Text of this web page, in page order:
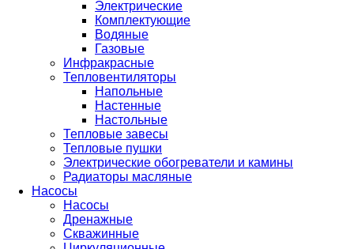
Электрические
Комплектующие
Водяные
Газовые
Инфракрасные
Тепловентиляторы
Напольные
Настенные
Настольные
Тепловые завесы
Тепловые пушки
Электрические обогреватели и камины
Радиаторы масляные
Насосы
Насосы
Дренажные
Скважинные